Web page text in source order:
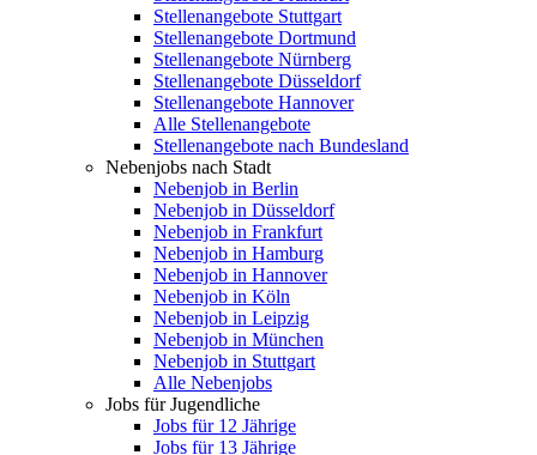
Stellenangebote Stuttgart
Stellenangebote Dortmund
Stellenangebote Nürnberg
Stellenangebote Düsseldorf
Stellenangebote Hannover
Alle Stellenangebote
Stellenangebote nach Bundesland
Nebenjobs nach Stadt
Nebenjob in Berlin
Nebenjob in Düsseldorf
Nebenjob in Frankfurt
Nebenjob in Hamburg
Nebenjob in Hannover
Nebenjob in Köln
Nebenjob in Leipzig
Nebenjob in München
Nebenjob in Stuttgart
Alle Nebenjobs
Jobs für Jugendliche
Jobs für 12 Jährige
Jobs für 13 Jährige